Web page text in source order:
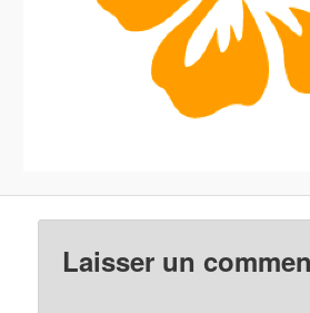
Laisser un